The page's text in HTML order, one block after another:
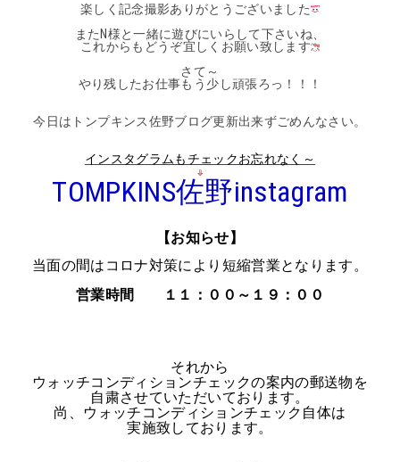
楽しく記念撮影ありがとうございました
またN様と一緒に遊びにいらして下さいね、
これからもどうぞ宜しくお願い致します
さて～
やり残したお仕事もう少し頑張ろっ！！！
今日はトンプキンス佐野ブログ更新出来ずごめんなさい。
インスタグラムもチェックお忘れなく～
TOMPKINS佐野instagram
【お知らせ】
当面の間はコロナ対策により短縮営業となります。
営業時間 １１：００～１９：００
それから
ウォッチコンディションチェックの案内の郵送物を
自粛させていただいております。
尚、ウォッチコンディションチェック自体は
実施致しております。